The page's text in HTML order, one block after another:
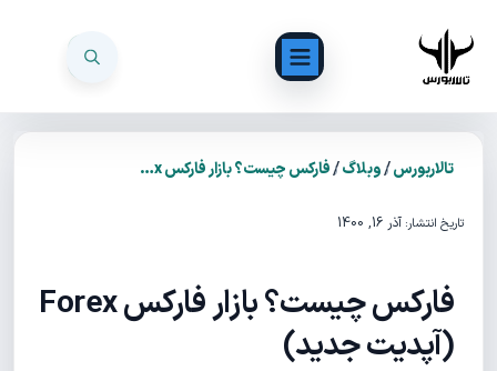
تالاربورس/وبلاگ/ فارکس چیست؟ بازار فارکس Forex (آپدیت جدید)
تاریخ انتشار: آذر 16, 1400
فارکس چیست؟ بازار فارکس Forex
(آپدیت جدید)